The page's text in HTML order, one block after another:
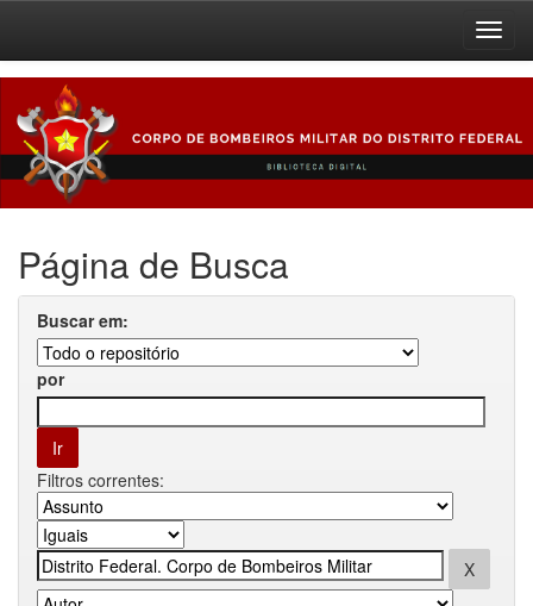
navigation
Página de Busca
Buscar em:
por
Filtros correntes: